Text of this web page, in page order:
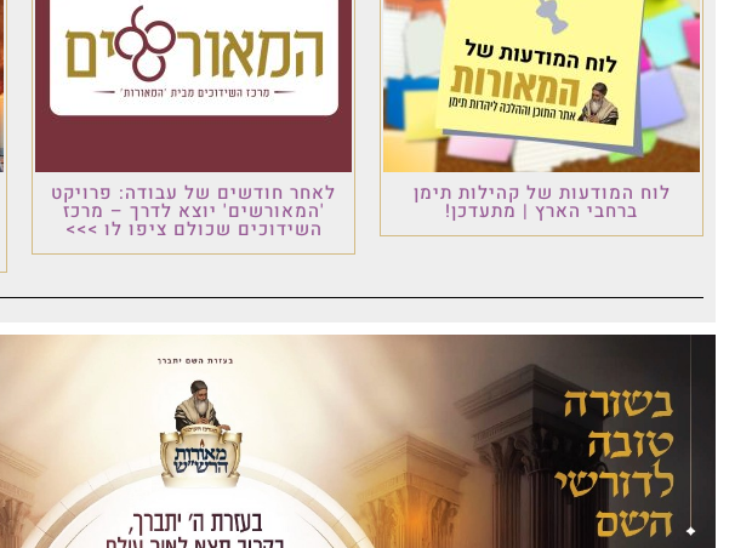
לוח המודעות של קהילות תימן
ברחבי הארץ | מתעדכן!
לאחר חודשים של עבודה: פרויקט
'המאורשים' יוצא לדרך – מרכז
השידוכים שכולם ציפו לו >>>